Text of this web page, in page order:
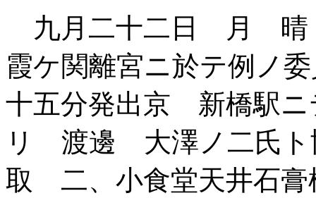
九月二十二日 月 晴
霞ケ関離宮ニ於テ例ノ
十五分発出京 新橋駅ニ
リ 渡邊 大澤ノ二氏ト
取 二、小食堂天井石